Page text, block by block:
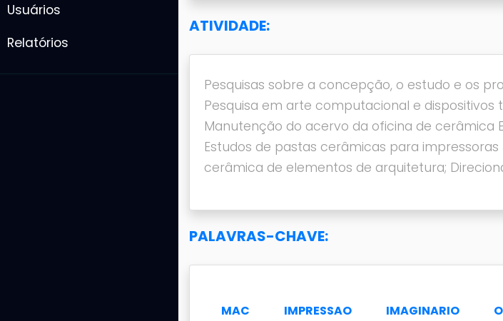
Usuários
Relatórios
ATIVIDADE:
Pesquisas sobre a concepção, o estudo e os
Pesquisa em arte computacional e
Manutenção do acervo da oficina de cerâmica
Estudos de pastas cerâmicas para
cerâmica de elementos de arquitetura;
PALAVRAS-CHAVE:
MAC IMPRESSAO IMAGINARIO